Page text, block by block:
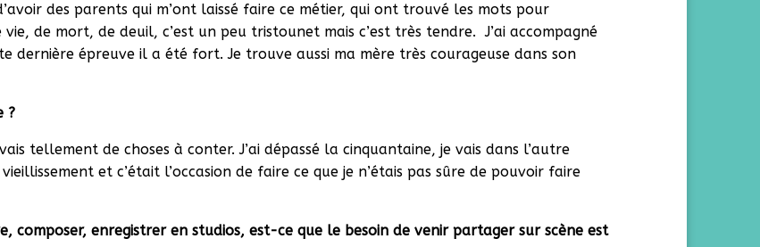
des parents qui m’ont laissé faire ce métier, qui ont trouvé les mots pour
de mort, de deuil, c’est un peu tristounet mais c’est très tendre. J’ai accompagné
dernière épreuve il a été fort. Je trouve aussi ma mère très courageuse dans son
?
tellement de choses à conter. J’ai dépassé la cinquantaine, je vais dans l’autre
et c’était l’occasion de faire ce que je n’étais pas sûre de pouvoir faire
composer, enregistrer en studios, est-ce que le besoin de venir partager sur scène est